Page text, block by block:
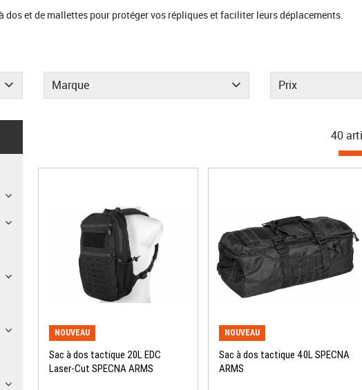
dos et de mallettes pour protéger vos répliques et faciliter leurs déplacements.
Marque Prix
40
NOUVEAU
Sac à dos tactique 20L EDC
Laser-Cut SPECNA ARMS
NOUVEAU
Sac à dos tactique 40L SPECNA
ARMS